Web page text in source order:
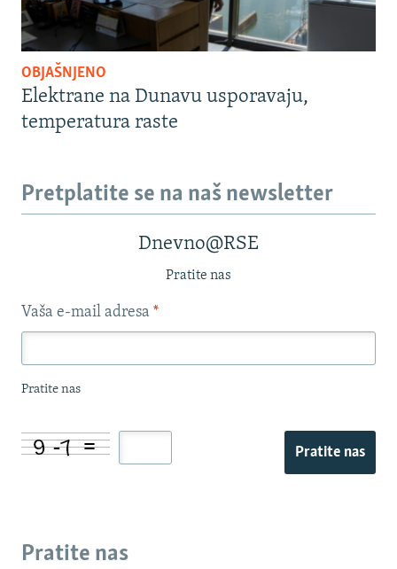
OBJAŠNJENO
Elektrane na Dunavu usporavaju,
temperatura raste
Pretplatite se na naš newsletter
Dnevno@RSE
Pratite nas
Vaša e-mail adresa *
Pratite nas
Pratite nas
Pratite nas